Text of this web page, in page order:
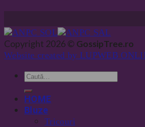
Copyright 2026 © GossipTree.ro
Website created by LUPWEB
HOME
Bluze
Tricouri